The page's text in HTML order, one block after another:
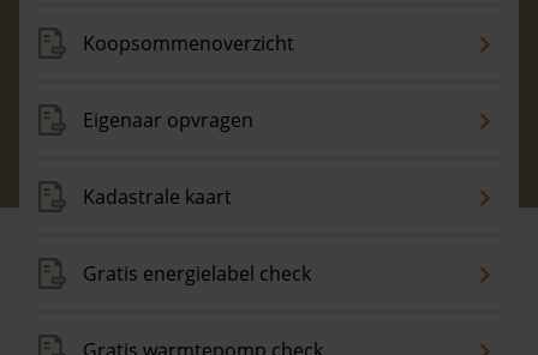
Koopsommenoverzicht
Eigenaar opvragen
Kadastrale kaart
Gratis energielabel check